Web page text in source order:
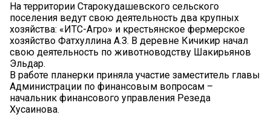
На территории Старокудашевского сельского
поселения ведут свою деятельность два крупных
хозяйства: «ИТС-Агро» и крестьянское фермерское
хозяйство Фатхуллина А.З. В деревне Кичикир начал
свою деятельность по животноводству Шакирьянов
Эльдар.
В работе планерки приняла участие заместитель главы
Администрации по финансовым вопросам –
начальник финансового управления Резеда
Хусаинова.